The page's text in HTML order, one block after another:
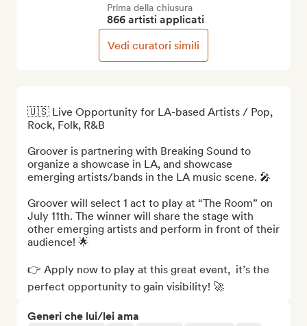
🇺🇸 Live Opportunity for LA-based Artists / Pop,
Rock, Folk, R&B
Groover is partnering with Breaking Sound to
organize a showcase in LA, and showcase
emerging artists/bands in the LA music scene. 🎤
Groover will select 1 act to play at “The Room” on
July 11th. The winner will share the stage with
other emerging artists and perform in front of their
audience! 🌟
👉 Apply now to play at this great event,  it’s the
perfect opportunity to gain visibility! 🚀
Generi che lui/lei ama
Prima della chiusura
866 artisti applicati
Vedi curatori simili